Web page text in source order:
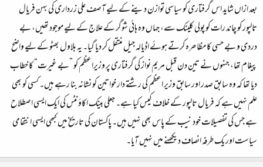
بعد ازاں شاید اس گرفتاری کو سیاسی توازن دینے کے لیے آصف علی زرداری کی بہن فریال
تالپور کو چاند رات کو پولی کلینک سے، جہاں وہ ہائی شوگر کے علاج کے لیے موجود تھیں، بے
دردی و بے حسی کا مظاھرہ کرتے ہوئے اڈیالہ جیل منتقل کر دیا گیا۔ یہ بلاول بھٹو کے لیے واضح
پیغام تھا، جنہوں نے تین دن قبل مریم نواز کی گرفتاری پر وزیراعظم کو ”بے غیرت“ کا خطاب
دیا تھا کہ وہ سابق صدر اور سابق وزیر اعظم کی رشتے دار خواتین کو نشانہ بنا رہے ہیں۔ کسی کو بھی
علم نہیں ہے کہ فریال تالپور کے خلاف کیس کیا ہے۔ جعلی بینک اکاؤنٹس کی ایک ایسی اصطلاح
ہے جس کی تفصیلات خود نیب کے پاس بھی نہیں ہیں۔ پاکستان کی تاریخ میں کبھی ایسی انتقامی
سیاست اور یک طرفہ انصاف دیکھنے میں نہیں آیا۔